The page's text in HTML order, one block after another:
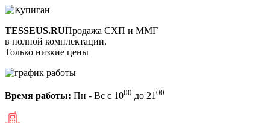
TESSEUS.RUПродажа СХП и ММГ
в полной комплектации.
Только низкие цены
Время работы: Пн - Вс с 1000 до 21 00